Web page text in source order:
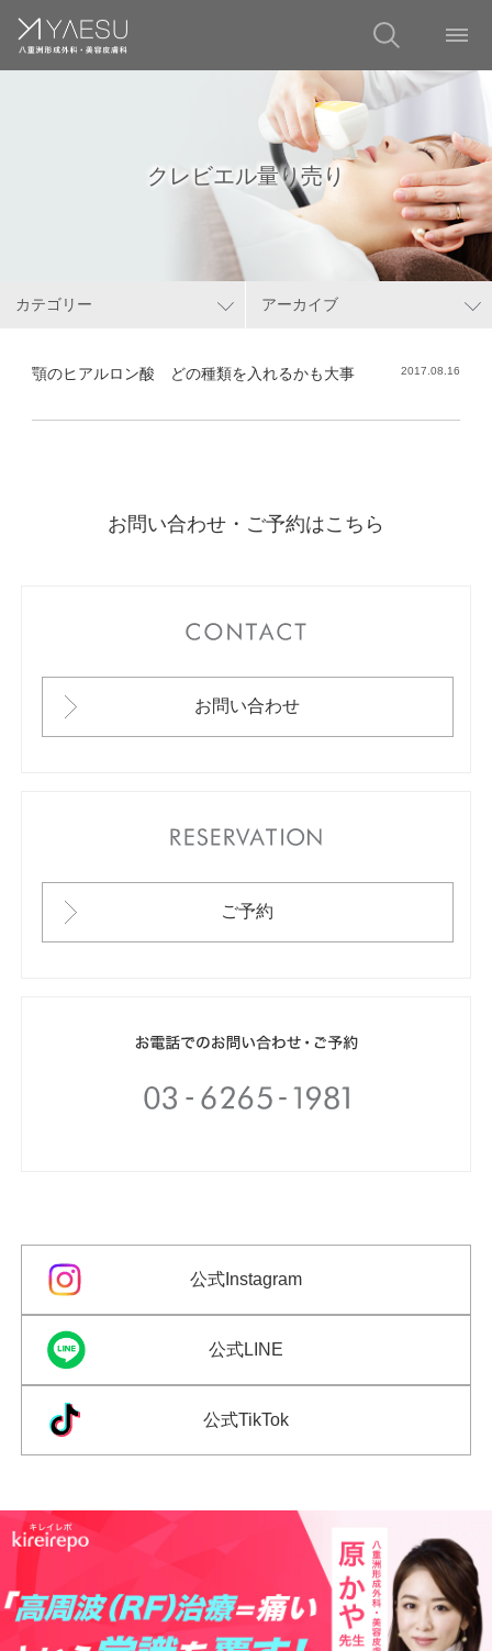
クレビエル量り売り
カテゴリー アーカイブ
顎のヒアルロン酸 どの種類を入れるかも大事 2017.08.16
お問い合わせ・ご予約はこちら
お問い合わせ
ご予約
公式Instagram
公式LINE
公式TikTok